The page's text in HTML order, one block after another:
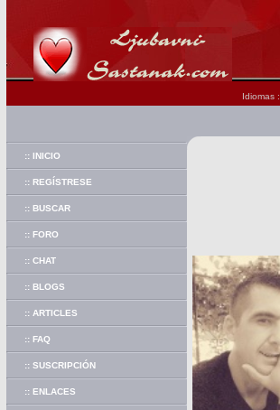
Idiomas :
:: INICIO
:: REGÍSTRESE
:: BUSCAR
:: FORO
:: CHAT
:: BLOGS
:: ARTICLES
:: FAQ
:: SUSCRIPCIÓN
:: ENLACES